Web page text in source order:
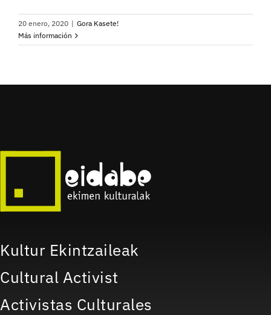
20 enero, 2020 | Gora Kasete!
Más información
Kultur Ekintzaileak
Cultural Activist
Activistas Culturales